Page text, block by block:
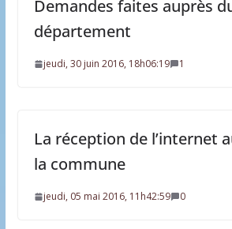
Demandes faites auprès
département
jeudi, 30 juin 2016, 18h06:19 1
La réception de l’internet
la commune
jeudi, 05 mai 2016, 11h42:59 0